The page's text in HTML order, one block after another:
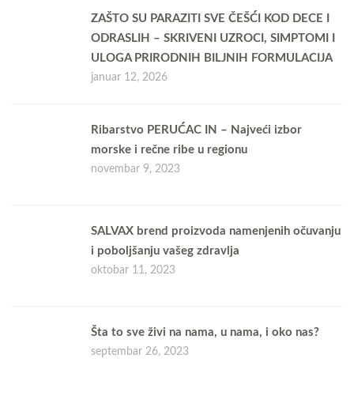
ZAŠTO SU PARAZITI SVE ČEŠĆI KOD DECE I
ODRASLIH – SKRIVENI UZROCI, SIMPTOMI I
ULOGA PRIRODNIH BILJNIH FORMULACIJA
januar 12, 2026
Ribarstvo PERUĆAC IN – Najveći izbor
morske i rečne ribe u regionu
novembar 9, 2023
SALVAX brend proizvoda namenjenih očuvanju
i poboljšanju vašeg zdravlja
oktobar 11, 2023
Šta to sve živi na nama, u nama, i oko nas?
septembar 26, 2023